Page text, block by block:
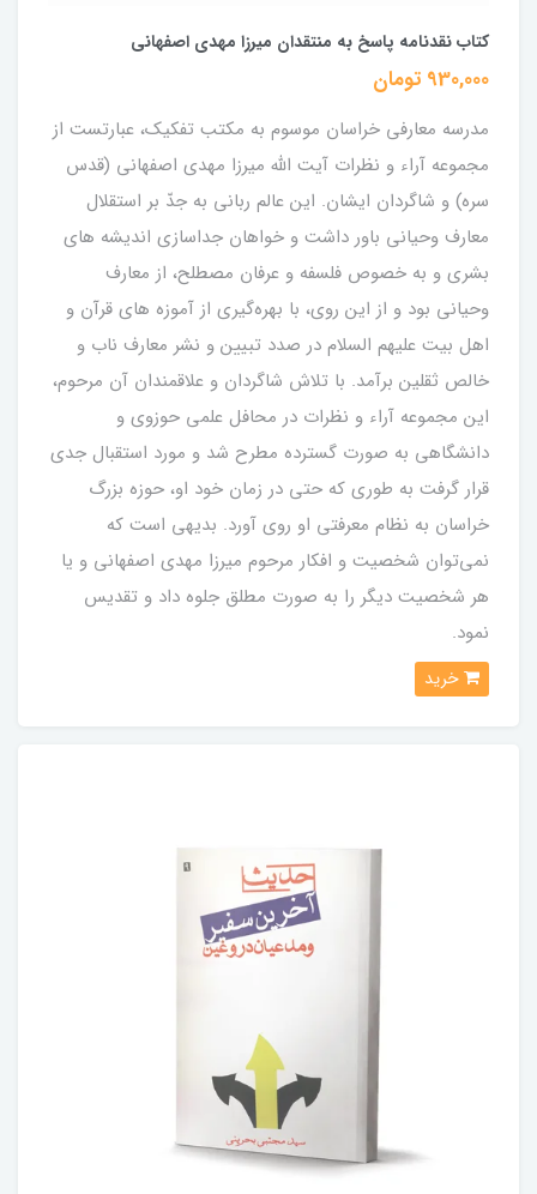
کتاب نقدنامه پاسخ به منتقدان میرزا مهدی اصفهانی
930,000 تومان
مدرسه معارفی خراسان موسوم به مکتب تفکیک، عبارتست از
مجموعه آراء و نظرات آیت الله میرزا مهدی اصفهانی (قدس
سره) و شاگردان ایشان. این عالم ربانی به جدّ بر استقلال
معارف وحیانی باور داشت و خواهان جداسازی اندیشه های
بشری و به خصوص فلسفه و عرفان مصطلح، از معارف
وحیانی بود و از این روی، با بهره‌گیری از آموزه های قرآن و
اهل بیت علیهم السلام در صدد تبیین و نشر معارف ناب و
خالص ثقلین برآمد. با تلاش شاگردان و علاقمندان آن مرحوم،
این مجموعه آراء و نظرات در محافل علمی حوزوی و
دانشگاهی به صورت گسترده مطرح شد و مورد استقبال جدی
قرار گرفت به طوری که حتی در زمان خود او، حوزه بزرگ
خراسان به نظام معرفتی او روی آورد. بدیهی است که
نمی‌توان شخصیت و افکار مرحوم میرزا مهدی اصفهانی و یا
هر شخصیت دیگر را به صورت مطلق جلوه داد و تقدیس
نمود.